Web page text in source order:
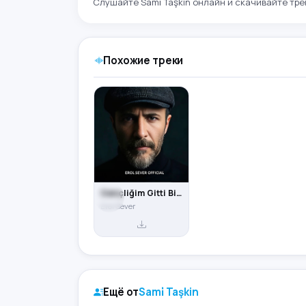
Похожие треки
Gençliğim Gitti Bittim Tükendim
Erol Sever
Ещё отSami̇ Taşkin